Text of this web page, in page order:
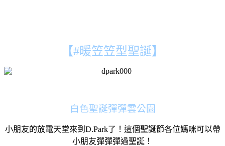
【#暖笠笠型聖誕】
白色聖誕彈彈雲公園
小朋友的放電天堂來到D.Park了！這個聖誕節各位媽咪可以帶
小朋友彈彈彈過聖誕！